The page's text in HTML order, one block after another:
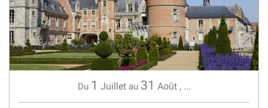
Du 1 Juillet au 31 Août, ...